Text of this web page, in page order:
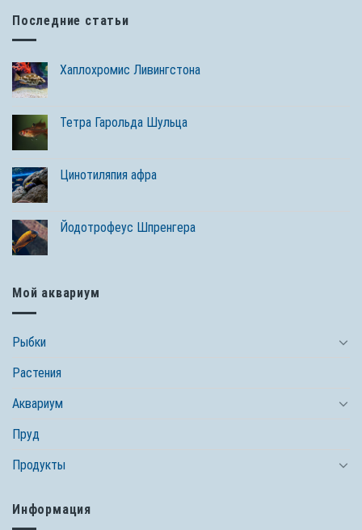
Последние статьи
Хаплохромис Ливингстона
Тетра Гарольда Шульца
Цинотиляпия афра
Йодотрофеус Шпренгера
Мой аквариум
Рыбки
Растения
Аквариум
Пруд
Продукты
Информация